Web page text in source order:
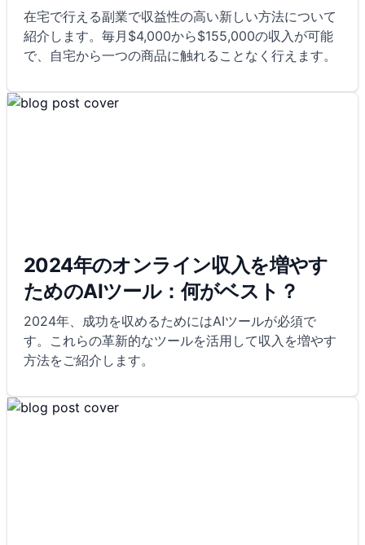
在宅で行える副業で収益性の高い新しい方法について
紹介します。毎月$4,000から$155,000の収入が可能
で、自宅から一つの商品に触れることなく行えます。
2024年のオンライン収入を増やす
ためのAIツール：何がベスト？
2024年、成功を収めるためにはAIツールが必須で
す。これらの革新的なツールを活用して収入を増やす
方法をご紹介します。